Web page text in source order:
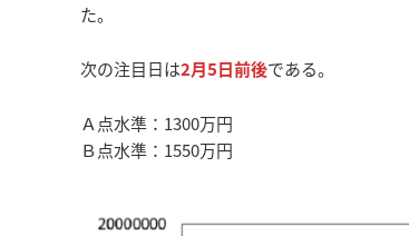
た。
次の注目日は2月5日前後である。
Ａ点水準：1300万円
Ｂ点水準：1550万円